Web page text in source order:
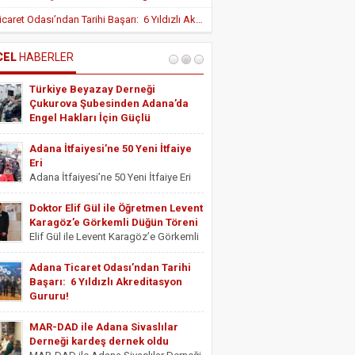
Teşvik Düzenlemesi ile Adana’da
Yatırımlara Uygulanan Vergisel Avantajlar
HASTALIKLARI UZMANI DR. YUSUF
BİR BUZDAĞI
ASİYE UYANIK
Ayak Bakımı
Adana Ticaret Odası’ndan Tarihi Başarı: 6 Yıldızlı Akreditasyon Gururu!
HABERLER
Türkiye Beyazay Derneği
Çukurova Şubesinden Adana’da
Engel Hakları İçin Güçlü
Farkındalık Konferansı
Türkiye Beyazay Derneği Çukurova
Şubesinden Adana’da Engel Hakları
İçin Güçlü Farkındalık Konferansı
Şubesi tarafından düzenlenen
“Engellinin Engelli Haklarının Farkında
mıyız? Hak Bilinci, Erişilebilirlik ve
Toplumsal Farkındalık...
Adana İtfaiyesi’ne 50 Yeni İtfaiye
Eri
Adana İtfaiyesi’ne 50 Yeni İtfaiye Eri
Adana Büyükşehir Belediyesi İtfaiye
Daire Başkanlığı bünyesinde göreve
başlayacak 50 yeni itfaiye eri için
yemin töreni düzenlendi. Törene
Vekili...
Doktor Elif Gül ile Öğretmen Levent
Karagöz’e Görkemli Düğün Töreni
Elif Gül ile Levent Karagöz’e Görkemli
Düğün Töreni Serbest Muhasebeci
Mali Müşavir ve Adana Serbest
Muhasebeci Mali Müşavirler Odası
Saymanı Yurdagül Gül ile iş ve mali
tanıdığı...
Adana Ticaret Odası’ndan Tarihi
Başarı: 6 Yıldızlı Akreditasyon
Gururu!
Adana Ticaret Odası’ndan Tarihi
Başarı: 6 Yıldızlı Akreditasyon Gururu!
‎ADANA Ticaret Odası (ATO), üyelerine
MAR-DAD ile Adana Sivaslılar
Derneği kardeş dernek oldu